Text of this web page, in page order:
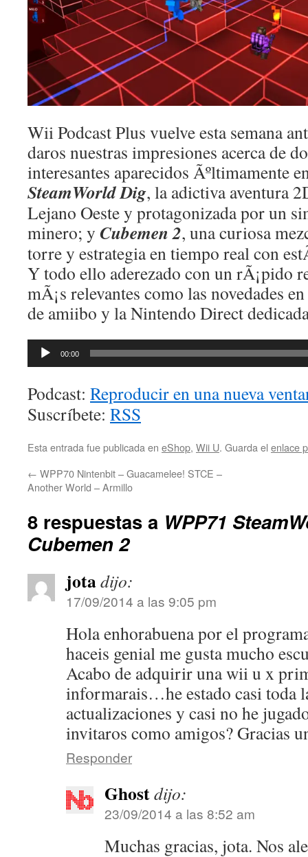
Wii Podcast Plus vuelve esta semana
daros nuestras impresiones acerca de
interesantes aparecidos Ãºltimamente
SteamWorld Dig, la adictiva aventura
Lejano Oeste y protagonizada por un
minero; y Cubemen 2, una curiosa
torre y estrategia en tiempo real con
Y todo ello aderezado con un rÃ¡pido
mÃ¡s relevantes como las novedades
de amiibo y la Nintendo Direct
Reproductor
00:00
Podcast: Reproducir en una nueva
Suscríbete: RSS
Esta entrada fue publicada en eShop, Wii U. Guarda el enlace
← WPP70 Nintenbit – Guacamelee! STCE –
Another World – Armillo
8 respuestas a WPP71
Cubemen 2
jotadijo:
17/09/2014 a las 9:05 pm
Hola enhorabuena por el
haceis genial me gusta mucho
Acabo de adquirir una wii u x
informarais…he estado casi toda
actualizaciones y casi no he
invitaros como amigos? Gracias
Responder
Ghostdijo:
23/09/2014 a las 8:52 am
Muchas gracias, jota. Nos